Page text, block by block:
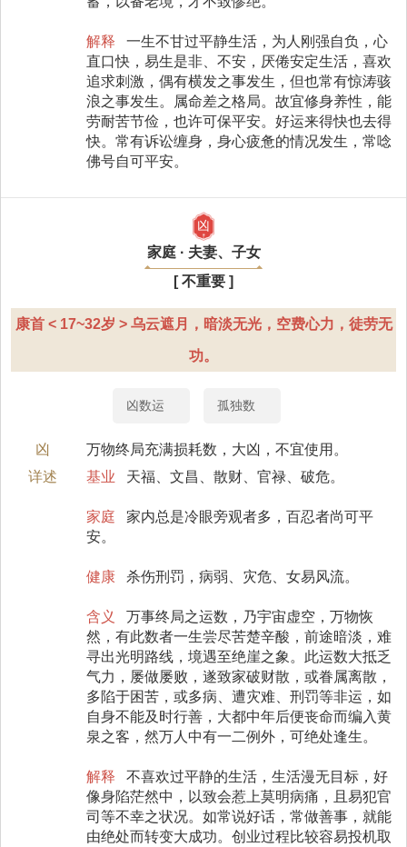
解释
一生不甘过平静生活，为人刚强自负，心
直口快，易生是非、不安，厌倦安定生活，喜欢
追求刺激，偶有横发之事发生，但也常有惊涛骇
浪之事发生。属命差之格局。故宜修身养性，能
劳耐苦节俭，也许可保平安。好运来得快也去得
快。常有诉讼缠身，身心疲惫的情况发生，常唸
佛号自可平安。
凶
家庭 · 夫妻、子女
[ 不重要 ]
康首 < 17~32岁 > 乌云遮月，暗淡无光，空费心力，徒劳无
功。
凶数运 孤独数
凶
万物终局充满损耗数，大凶，不宜使用。
详述
基业 天福、文昌、散财、官禄、破危。
家庭
家内总是冷眼旁观者多，百忍者尚可平
安。
健康 杀伤刑罚，病弱、灾危、女易风流。
含义
万事终局之运数，乃宇宙虚空，万物恢
然，有此数者一生尝尽苦楚辛酸，前途暗淡，难
寻出光明路线，境遇至绝崖之象。此运数大抵乏
气力，屡做屡败，遂致家破财散，或眷属离散，
多陷于困苦，或多病、遭灾难、刑罚等非运，如
自身不能及时行善，大都中年后便丧命而编入黄
泉之客，然万人中有一二例外，可绝处逢生。
解释
不喜欢过平静的生活，生活漫无目标，好
像身陷茫然中，以致会惹上莫明病痛，且易犯官
司等不幸之状况。如常说好话，常做善事，就能
由绝处而转变大成功。创业过程比较容易投机取